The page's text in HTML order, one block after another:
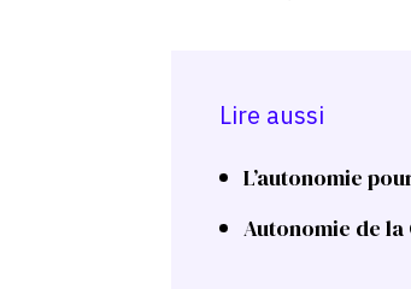
Lire aussi
L’autonomie
Autonomie de